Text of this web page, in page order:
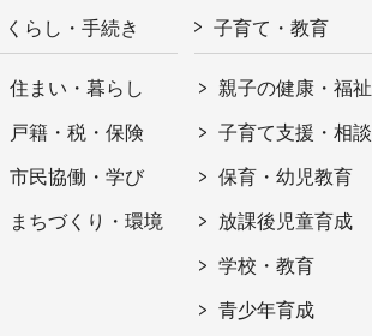
くらし・手続き
住まい・暮らし
戸籍・税・保険
市民協働・学び
まちづくり・環境
子育て・教育
親子の健康・福祉
子育て支援・相談
保育・幼児教育
放課後児童育成
学校・教育
青少年育成